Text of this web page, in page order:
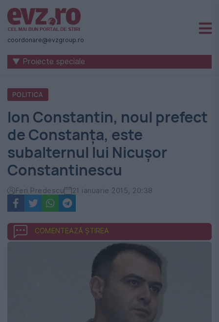
Știri
naționale
internaționale
România
Evenimentul
Zilei
coordonare@evzgroup.ro
▼ Proiecte speciale
POLITICA
Ion Constantin, noul prefect
de Constanţa, este
subalternul lui Nicuşor
Constantinescu
Feri Predescu 21 ianuarie 2015, 20:38
COMENTEAZĂ ȘTIREA